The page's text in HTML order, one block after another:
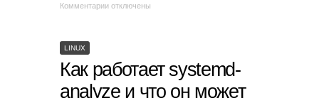
Комментарии отключены
LINUX
Как работает systemd-
analyze и что он может